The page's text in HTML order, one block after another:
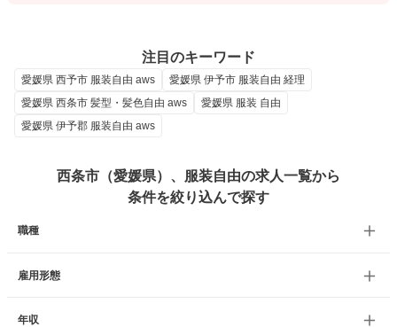
注目のキーワード
愛媛県 西予市 服装自由 aws
愛媛県 伊予市 服装自由 経理
愛媛県 西条市 髪型・髪色自由 aws
愛媛県 服装 自由
愛媛県 伊予郡 服装自由 aws
西条市（愛媛県）、服装自由の求人一覧から
条件を絞り込んで探す
職種
雇用形態
年収